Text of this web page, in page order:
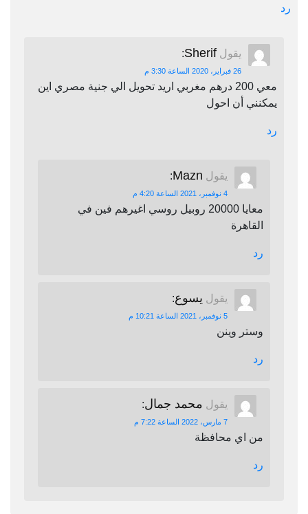
رد
يقول Sherif
:
26 فبراير، 2020 الساعة 3:30 م
معي 200 درهم مغربي اريد تحويل الي جنية مصري اين
يمكنني أن احول
رد
يقول Mazn
:
4 نوفمبر، 2021 الساعة 4:20 م
معايا 20000 روبيل روسي اغيرهم فين في
القاهرة
رد
يقول يسوع:
5 نوفمبر، 2021 الساعة 10:21 م
وستر وينن
رد
يقول محمد جمال:
7 مارس، 2022 الساعة 7:22 م
من اي محافظة
رد